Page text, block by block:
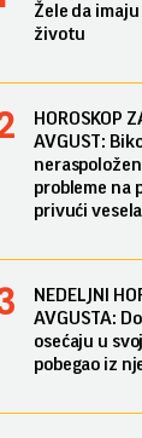
Žele da
životu
HOROSKOP
AVGUST:
probleme na
privući
NEDELJNI
AVGUSTA:
osećaju u
pobegao iz